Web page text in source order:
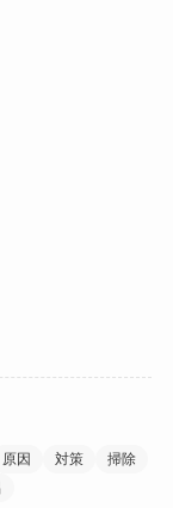
原因 対策
掃除